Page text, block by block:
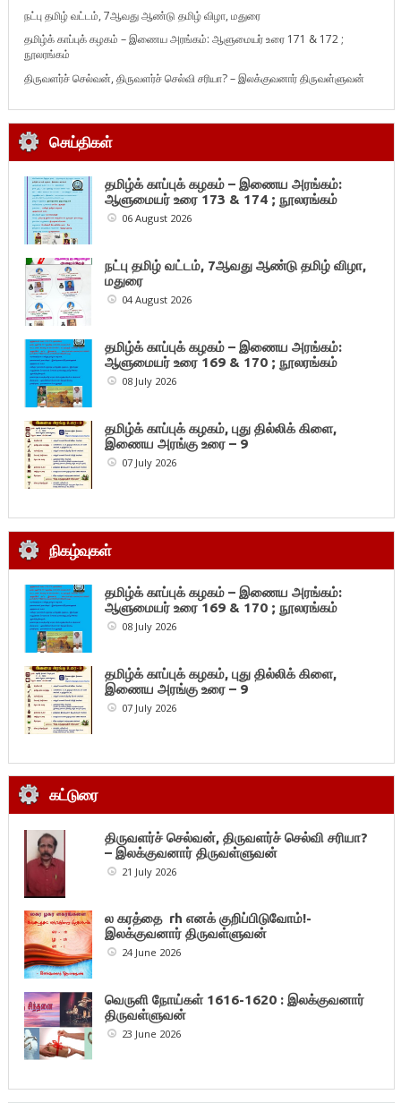
நட்பு தமிழ் வட்டம், 7ஆவது ஆண்டு தமிழ் விழா, மதுரை
தமிழ்க் காப்புக் கழகம் – இணைய அரங்கம்: ஆளுமையர் உரை 171 & 172 ;
நூலரங்கம்
திருவளர்ச் செல்வன், திருவளர்ச் செல்வி சரியா? – இலக்குவனார் திருவள்ளுவன்
செய்திகள்
தமிழ்க் காப்புக் கழகம் – இணைய அரங்கம்:
ஆளுமையர் உரை 173 & 174 ; நூலரங்கம்
06 August 2026
நட்பு தமிழ் வட்டம், 7ஆவது ஆண்டு தமிழ் விழா,
மதுரை
04 August 2026
தமிழ்க் காப்புக் கழகம் – இணைய அரங்கம்:
ஆளுமையர் உரை 169 & 170 ; நூலரங்கம்
08 July 2026
தமிழ்க் காப்புக் கழகம், புது தில்லிக் கிளை,
இணைய அரங்கு உரை – 9
07 July 2026
நிகழ்வுகள்
தமிழ்க் காப்புக் கழகம் – இணைய அரங்கம்:
ஆளுமையர் உரை 169 & 170 ; நூலரங்கம்
08 July 2026
தமிழ்க் காப்புக் கழகம், புது தில்லிக் கிளை,
இணைய அரங்கு உரை – 9
07 July 2026
கட்டுரை
திருவளர்ச் செல்வன், திருவளர்ச் செல்வி சரியா?
– இலக்குவனார் திருவள்ளுவன்
21 July 2026
ல கரத்தை rh எனக் குறிப்பிடுவோம்!-
இலக்குவனார் திருவள்ளுவன்
24 June 2026
வெருளி நோய்கள் 1616-1620 : இலக்குவனார்
திருவள்ளுவன்
23 June 2026